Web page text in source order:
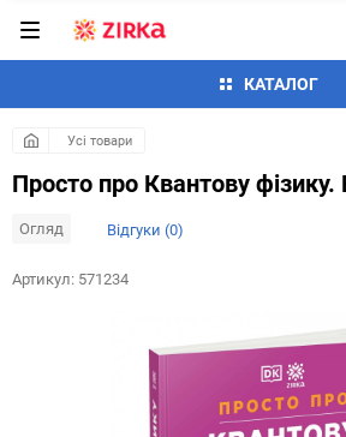
КАТАЛОГ
Усі товари
Просто про Квантову фізику.
Огляд Відгуки (0)
Артикул: 571234